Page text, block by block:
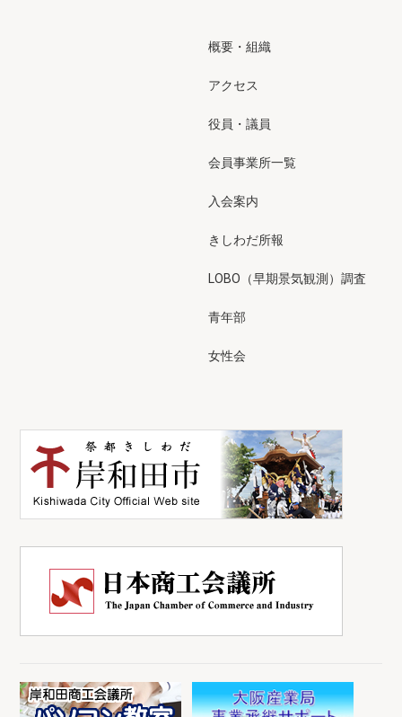
概要・組織
アクセス
役員・議員
会員事業所一覧
入会案内
きしわだ所報
LOBO（早期景気観測）調査
青年部
女性会